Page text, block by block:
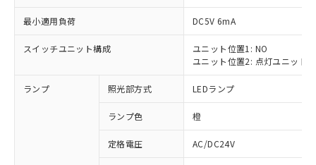
最小適用負荷 DC5V 6mA
スイッチユニット構成
ユニット位置1: NO
ユニット位置2: 点灯ユニット
ランプ 照光部方式 LEDランプ
ランプ色 橙
定格電圧 AC/DC24V